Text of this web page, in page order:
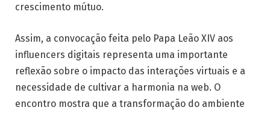
crescimento mútuo.
Assim, a convocação feita pelo Papa Leão XIV aos
influencers digitais representa uma importante
reflexão sobre o impacto das interações virtuais e a
necessidade de cultivar a harmonia na web. O
encontro mostra que a transformação do ambiente